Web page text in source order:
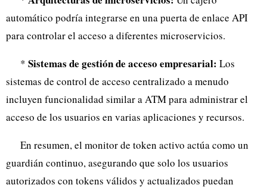
automático podría integrarse en una puerta de enlace API
para controlar el acceso a diferentes microservicios.
* Sistemas de gestión de acceso empresarial: Los
sistemas de control de acceso centralizado a menudo
incluyen funcionalidad similar a ATM para administrar el
acceso de los usuarios en varias aplicaciones y recursos.
En resumen, el monitor de token activo actúa como un
guardián continuo, asegurando que solo los usuarios
autorizados con tokens válidos y actualizados puedan